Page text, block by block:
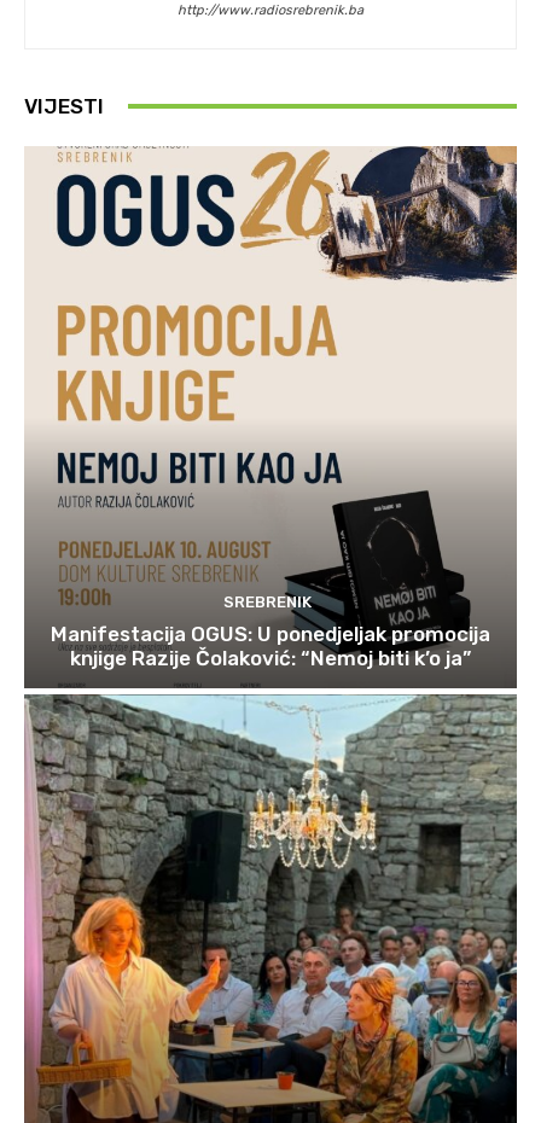
http://www.radiosrebrenik.ba
VIJESTI
SREBRENIK
Manifestacija OGUS: U ponedjeljak promocija
knjige Razije Čolaković: “Nemoj biti k’o ja”